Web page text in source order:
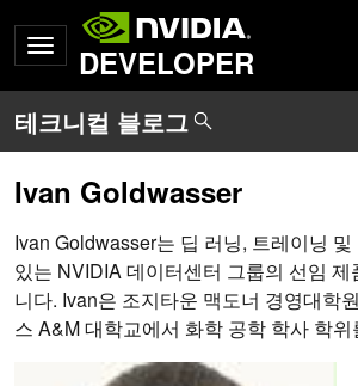
DEVELOPER
Ivan Goldwasser
Ivan Goldwasser는 딥 러닝, 트레이닝
있는 NVIDIA 데이터센터 그룹의 선임 제
니다. Ivan은 조지타운 맥도너 경영대학
스 A&M 대학교에서 화학 공학 학사 학